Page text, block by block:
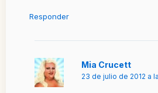
Responder
Mia Crucett
23 de julio de 2012 a